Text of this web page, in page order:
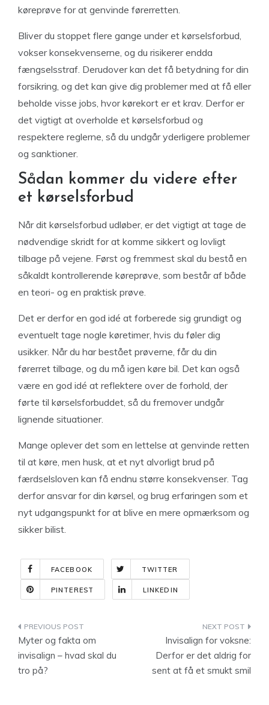
køreprøve for at genvinde førerretten.
Bliver du stoppet flere gange under et kørselsforbud,
vokser konsekvenserne, og du risikerer endda
fængselsstraf. Derudover kan det få betydning for din
forsikring, og det kan give dig problemer med at få eller
beholde visse jobs, hvor kørekort er et krav. Derfor er
det vigtigt at overholde et kørselsforbud og
respektere reglerne, så du undgår yderligere problemer
og sanktioner.
Sådan kommer du videre efter
et kørselsforbud
Når dit kørselsforbud udløber, er det vigtigt at tage de
nødvendige skridt for at komme sikkert og lovligt
tilbage på vejene. Først og fremmest skal du bestå en
såkaldt kontrollerende køreprøve, som består af både
en teori- og en praktisk prøve.
Det er derfor en god idé at forberede sig grundigt og
eventuelt tage nogle køretimer, hvis du føler dig
usikker. Når du har bestået prøverne, får du din
førerret tilbage, og du må igen køre bil. Det kan også
være en god idé at reflektere over de forhold, der
førte til kørselsforbuddet, så du fremover undgår
lignende situationer.
Mange oplever det som en lettelse at genvinde retten
til at køre, men husk, at et nyt alvorligt brud på
færdselsloven kan få endnu større konsekvenser. Tag
derfor ansvar for din kørsel, og brug erfaringen som et
nyt udgangspunkt for at blive en mere opmærksom og
sikker bilist.
FACEBOOK TWITTER
PINTEREST LINKEDIN
Indlægsnavigation
Myter og fakta om
invisalign – hvad skal du
tro på?
Invisalign for voksne:
Derfor er det aldrig for
sent at få et smukt smil